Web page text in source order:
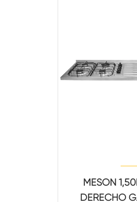
MESON
DERECHO